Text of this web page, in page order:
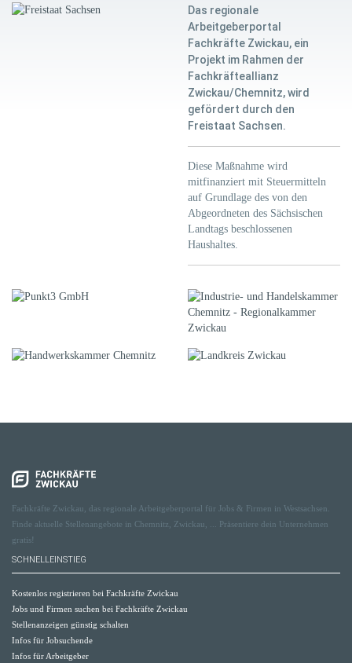
Das regionale
Arbeitgeberportal
Fachkräfte Zwickau, ein
Projekt im Rahmen der
Fachkräfteallianz
Zwickau/Chemnitz, wird
gefördert durch den
Freistaat Sachsen.
Diese Maßnahme wird
mitfinanziert mit Steuermitteln
auf Grundlage des von den
Abgeordneten des Sächsischen
Landtags beschlossenen
Haushaltes.
Fachkräfte Zwickau, das regionale Arbeitgeberportal für Jobs & Firmen in Westsachsen.
Finde aktuelle Stellenangebote in Chemnitz, Zwickau, ... Präsentiere dein Unternehmen
gratis!
SCHNELLEINSTIEG
Kostenlos registrieren bei Fachkräfte Zwickau
Jobs und Firmen suchen bei Fachkräfte Zwickau
Stellenanzeigen günstig schalten
Infos für Jobsuchende
Infos für Arbeitgeber